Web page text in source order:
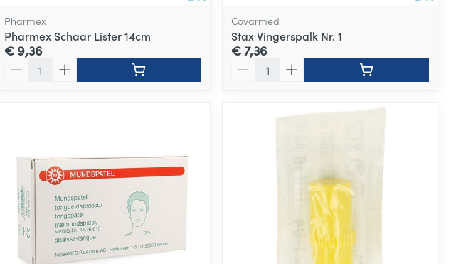
Pharmex
Pharmex Schaar Lister 14cm
€ 9,36
Covarmed
Stax Vingerspalk Nr. 1
€ 7,36